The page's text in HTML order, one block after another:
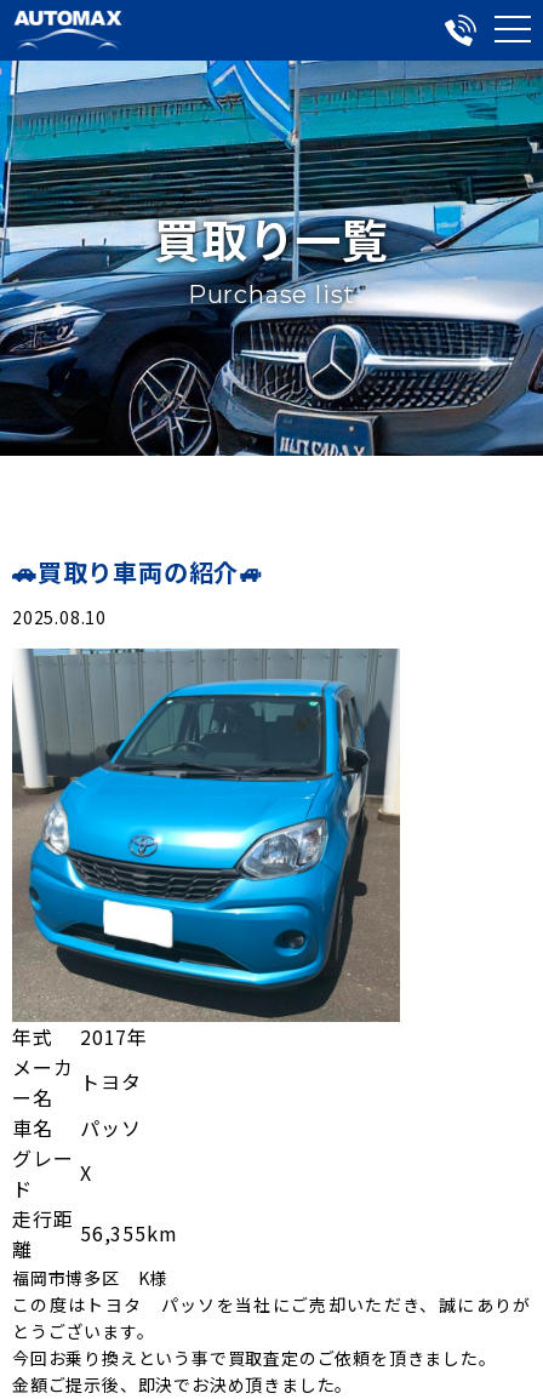
買取り一覧
Purchase list
🚗買取り車両の紹介🚙
2025.08.10
年式
2017年
メーカ
ー名
トヨタ
車名
パッソ
グレー
ド
X
走行距
離
56,355km
福岡市博多区 K様
この度はトヨタ パッソを当社にご売却いただき、誠にありが
とうございます。
今回お乗り換えという事で買取査定のご依頼を頂きました。
金額ご提示後、即決でお決め頂きました。